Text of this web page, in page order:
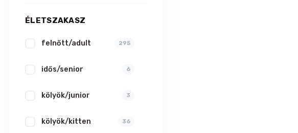
Biogance
Biokat's 5
Bolfo 1
Brit 16
Camon 17
ÉLETSZAKASZ
felnőtt/adult 295
idős/senior 6
kölyök/junior 3
kölyök/kitten 36